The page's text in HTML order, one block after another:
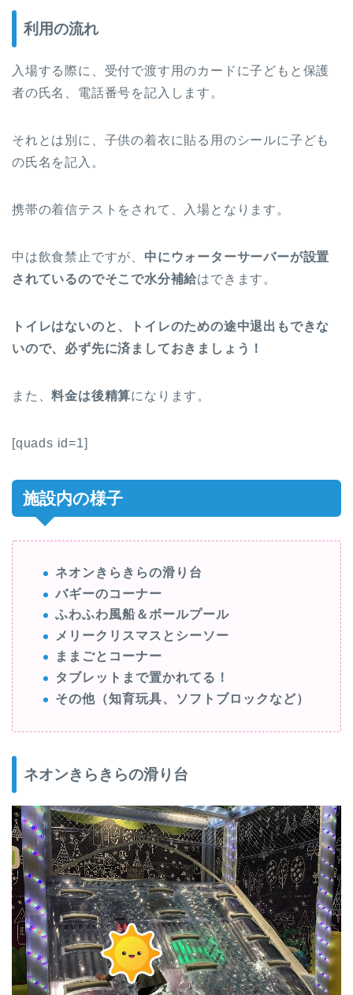
利用の流れ
入場する際に、受付で渡す用のカードに子どもと保護
者の氏名、電話番号を記入します。
それとは別に、子供の着衣に貼る用のシールに子ども
の氏名を記入。
携帯の着信テストをされて、入場となります。
中は飲食禁止ですが、 中にウォーターサーバーが設置
されているのでそこで水分補給はできます。
トイレはないのと、トイレのための途中退出もできな
いので、必ず先に済ましておきましょう！
また、料金は後精算になります。
[quads id=1]
施設内の様子
ネオンきらきらの滑り台
バギーのコーナー
ふわふわ風船＆ボールプール
メリークリスマスとシーソー
ままごとコーナー
タブレットまで置かれてる！
その他（知育玩具、ソフトブロックなど）
ネオンきらきらの滑り台